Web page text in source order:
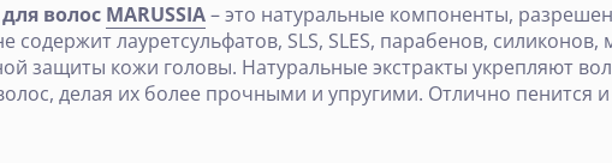
волос MARUSSIA– это натуральные компоненты,
содержит лауретсульфатов, SLS, SLES, парабенов,
защиты кожи головы. Натуральные экстракты укрепляют
делая их более прочными и упругими. Отлично пенится